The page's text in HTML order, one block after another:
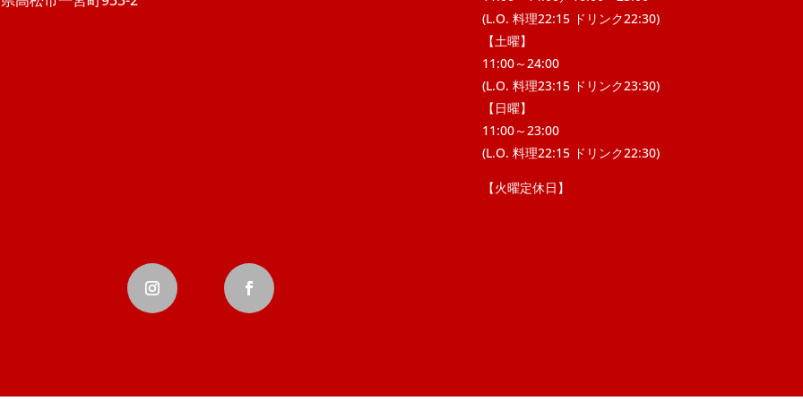
(L.O. 料理22:15 ドリンク22:30)
【土曜】
11:00～24:00
(L.O. 料理23:15 ドリンク23:30)
【日曜】
11:00～23:00
(L.O. 料理22:15 ドリンク22:30)
【火曜定休日】